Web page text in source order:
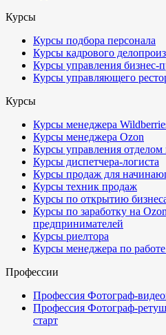
Курсы
Курсы подбора персонала
Курсы кадрового
Курсы управления бизнес-
Курсы управляющего
Курсы
Курсы менеджера
Курсы менеджера Ozon
Курсы управления
Курсы диспетчера-логиста
Курсы продаж для
Курсы техник продаж
Курсы по открытию
Курсы по заработку на
предпринимателей
Курсы риелтора
Курсы менеджера по
Профессии
Профессия Фотограф-
Профессия Фотограф-
старт